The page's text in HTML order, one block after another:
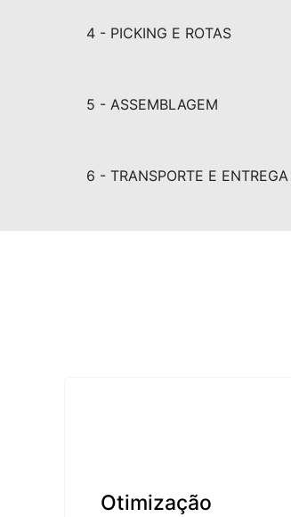
4 - PICKING E ROTAS
5 - ASSEMBLAGEM
6 - TRANSPORTE E ENTREGA
Otimização